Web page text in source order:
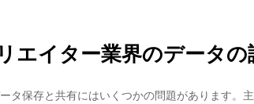
エイター業界のデータの
タ保存と共有にはいくつかの問題があります。